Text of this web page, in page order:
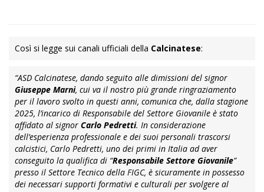
Così si legge sui canali ufficiali della Calcinatese:
“ASD Calcinatese, dando seguito alle dimissioni del signor
Giuseppe Marni, cui va il nostro più grande ringraziamento
per il lavoro svolto in questi anni, comunica che, dalla stagione
2025, l’incarico di Responsabile del Settore Giovanile è stato
affidato al signor Carlo Pedretti. In considerazione
dell’esperienza professionale e dei suoi personali trascorsi
calcistici, Carlo Pedretti, uno dei primi in Italia ad aver
conseguito la qualifica di “Responsabile Settore Giovanile”
presso il Settore Tecnico della FIGC, è sicuramente in possesso
dei necessari supporti formativi e culturali per svolgere al